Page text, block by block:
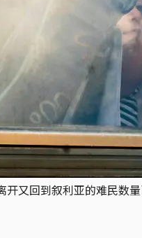
又回到叙利亚的难民